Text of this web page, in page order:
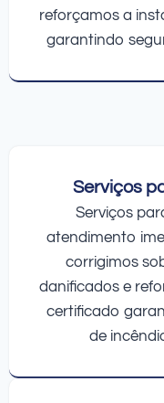
reforçamos a
garantindo
Serviços
Serviços
atendimento
corrigimos
danificados e
certificado
de